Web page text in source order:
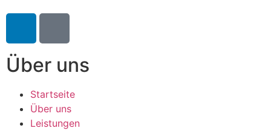
Über uns
Startseite
Über uns
Leistungen